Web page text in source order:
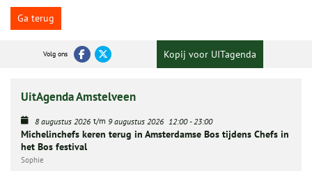
Ga terug
Volg ons Kopij voor UITagenda
UitAgenda Amstelveen
8 augustus 2026 t/m 9 augustus 2026 12:00-23:00
Michelinchefs keren terug in Amsterdamse Bos tijdens Chefs in
het Bos festival
Sophie